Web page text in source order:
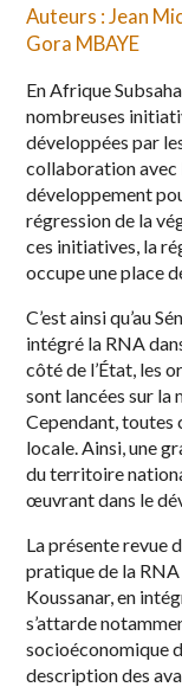
Auteurs : Jean
Gora MBAYE
En Afrique
nombreuses
développées par
collaboration avec
développement
régression de la
ces initiatives, la
occupe une place
C’est ainsi qu’au
intégré la RNA
côté de l’État, les
sont lancées sur la
Cependant, toutes
locale. Ainsi, une
du territoire
œuvrant dans le
La présente revue
pratique de la
Koussanar, en
s’attarde
socioéconomique
description des